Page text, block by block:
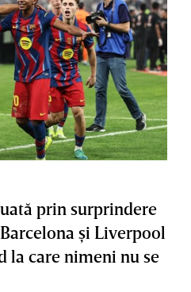
prin surprindere
şi Liverpool
la care nimeni nu se